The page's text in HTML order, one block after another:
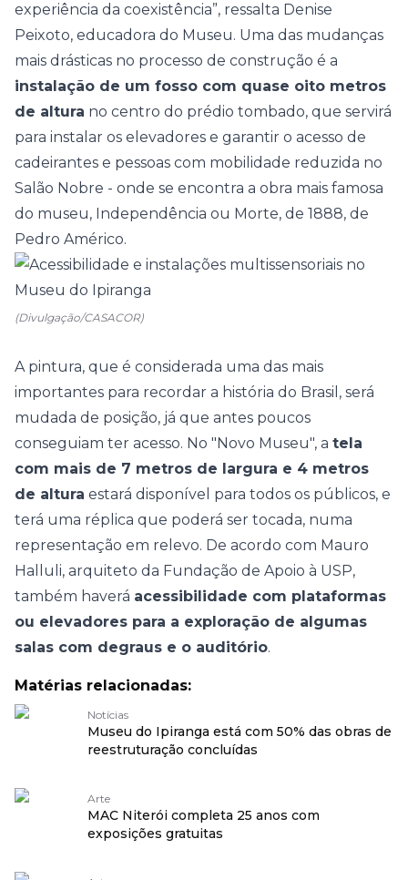
experiência da coexistência”, ressalta Denise
Peixoto, educadora do Museu. Uma das mudanças
mais drásticas no processo de construção é a
instalação de um fosso com quase oito metros
de altura no centro do prédio tombado, que servirá
para instalar os elevadores e garantir o acesso de
cadeirantes e pessoas com mobilidade reduzida no
Salão Nobre - onde se encontra a obra mais famosa
do museu, Independência ou Morte, de 1888, de
Pedro Américo.
(Divulgação/CASACOR)
A pintura, que é considerada uma das mais
importantes para recordar a história do Brasil, será
mudada de posição, já que antes poucos
conseguiam ter acesso. No "Novo Museu", a tela
com mais de 7 metros de largura e 4 metros
de altura estará disponível para todos os públicos, e
terá uma réplica que poderá ser tocada, numa
representação em relevo. De acordo com Mauro
Halluli, arquiteto da Fundação de Apoio à USP,
também haverá acessibilidade com plataformas
ou elevadores para a exploração de algumas
salas com degraus e o auditório.
Matérias relacionadas:
Notícias
Museu do Ipiranga está com 50% das obras de
reestruturação concluídas
Arte
MAC Niterói completa 25 anos com
exposições gratuitas